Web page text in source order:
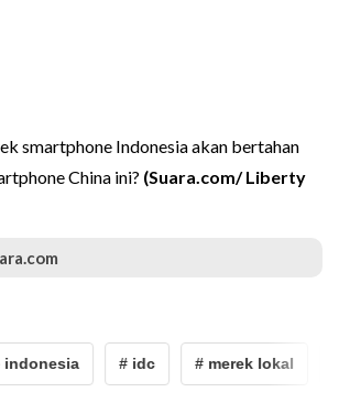
smartphone Indonesia akan bertahan
China ini? (Suara.com/ Liberty
# idc # merek lokal